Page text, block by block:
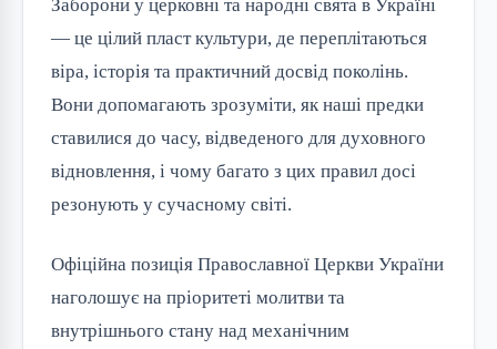
Заборони у церковні та народні свята в Україні
— це цілий пласт культури, де переплітаються
віра, історія та практичний досвід поколінь.
Вони допомагають зрозуміти, як наші предки
ставилися до часу, відведеного для духовного
відновлення, і чому багато з цих правил досі
резонують у сучасному світі.
Офіційна позиція Православної Церкви України
наголошує на пріоритеті молитви та
внутрішнього стану над механічним